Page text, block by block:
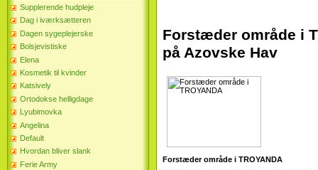
Supplerende hudpleje
Dag i iværksætteren
Dagen sygeplejerske
Bolsjevistiske
Elena
Kosmetik til kvinder
Katsively
Ortodokse helligdage
Lyubimovka
Angelina
Default
Hvordan bliver slank
Ferie Army
Forstæder område i
på Azovske Hav
Forstæder område i TROYANDA